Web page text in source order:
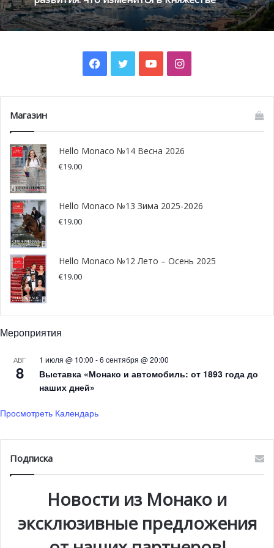
Оконные рамы как ветви
Город Раквер, находящийся на севере Эстонии,
представил на своей центральной площади не совсем
стандартную ёлку. Шедевр, именованный “дерево”
напоминает ель скорее только конусообразной формой.
цветов!
Монако готовит генеральный план
развития: что изменится в Княжестве
Благотворительный забег в Монако
помог детям на пяти континентах
Facebook
TwitterYouTubeInstagram
Магазин
Hello Monaco №14 Весна 2026
€19.00
Hello Monaco №13 Зима 2025-2026
€19.00
Hello Monaco №12 Лето – Осень 2025
€19.00
Мероприятия
АВГ
8
1 июля @ 10:00 -6 сентября @ 20:00
Выставка «Монако и автомобиль: от 1893 года до
наших дней»
Просмотреть Календарь
Подписка
Новости из Монако и
эксклюзивные предложения